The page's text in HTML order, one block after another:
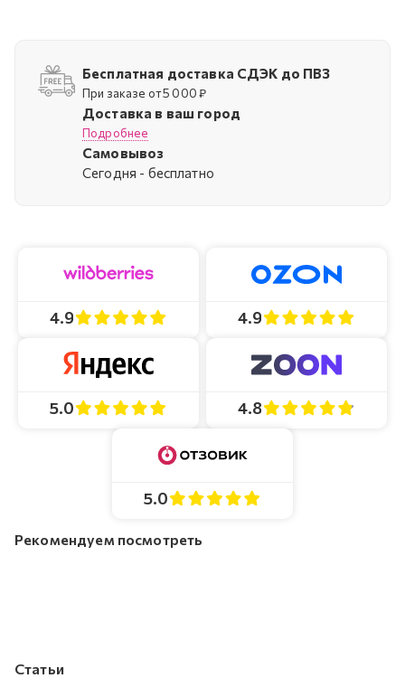
Бесплатная доставка СДЭК до ПВЗ
При заказе от 5 000 ₽
Доставка в ваш город
Подробнее
Самовывоз
Cегодня - бесплатно
4.9 4.9
5.0 4.8
5.0
Рекомендуем посмотреть
Статьи